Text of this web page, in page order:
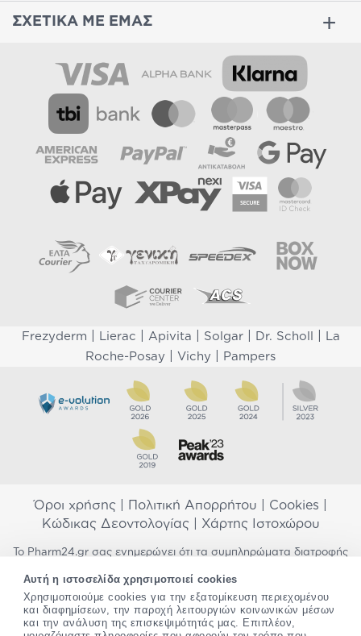
Αυτή η ιστοσελίδα χρησιμοποιεί cookies
Χρησιμοποιούμε cookies για την εξατομίκευση περιεχομένου
και διαφημίσεων, την παροχή λειτουργιών κοινωνικών μέσων
και την ανάλυση της επισκεψιμότητάς μας. Επιπλέον,
ΣΧΕΤΙΚΑ ΜΕ ΕΜΑΣ
Frezyderm Lierac Apivita Solgar| Dr. Scholl
La
Roche-Posay
Vichy Pampers
Όροι χρήσης Πολιτική Απορρήτου Cookies
Κώδικας Δεοντολογίας| Χάρτης Ιστοχώρου
Το Pharm24.gr σας ενημερώνει ότι τα συμπληρώματα διατροφής
προορίζονται για την πρόληψη, αγωγή ή θεραπεία ανθρώπινης
νόσου. Συμβουλευτείτε τον γιατρό σας εάν είστε έγκυος,
θηλάζετε, ακολουθείτε παράλληλα φαρμακευτική αγωγή ή
αντιμετωπίζετε προβλήματα υγείας πριν χρησιμοποιήσετε